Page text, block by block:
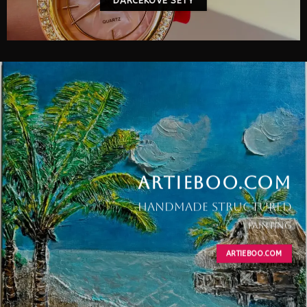
ARTIEBOO.COM
handmade structured
painting
ARTIEBOO.COM
ARTIEBOO.COM
rucnevyrabane obrazy
technika strukturovane 3D obrazys malbou